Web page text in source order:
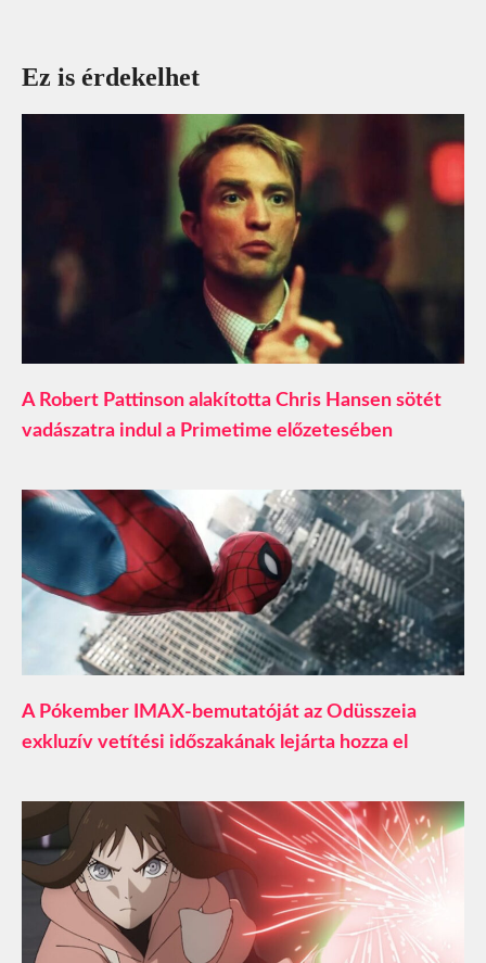
Ez is érdekelhet
A Robert Pattinson alakította Chris Hansen sötét
vadászatra indul a Primetime előzetesében
A Pókember IMAX-bemutatóját az Odüsszeia
exkluzív vetítési időszakának lejárta hozza el